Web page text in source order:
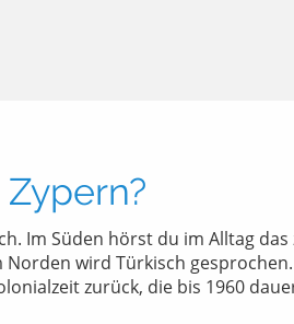
Im Süden hörst du im Alltag
wird Türkisch
zurück, die bis 1960